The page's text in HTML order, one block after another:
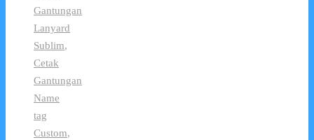
Gantungan
Lanyard
Sublim,
Cetak
Gantungan
Name
tag
Custom,